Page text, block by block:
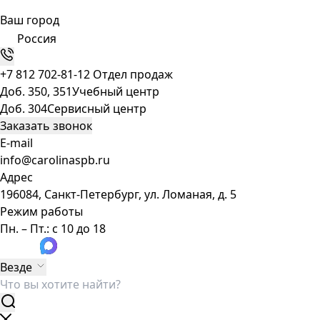
Ваш город
Россия
+7 812 702-81-12 Отдел продаж
Доб. 350, 351Учебный центр
Доб. 304Сервисный центр
Заказать звонок
E-mail
info@carolinaspb.ru
Адрес
196084, Санкт-Петербург, ул. Ломаная, д. 5
Режим работы
Пн. – Пт.: с 10 до 18
Везде